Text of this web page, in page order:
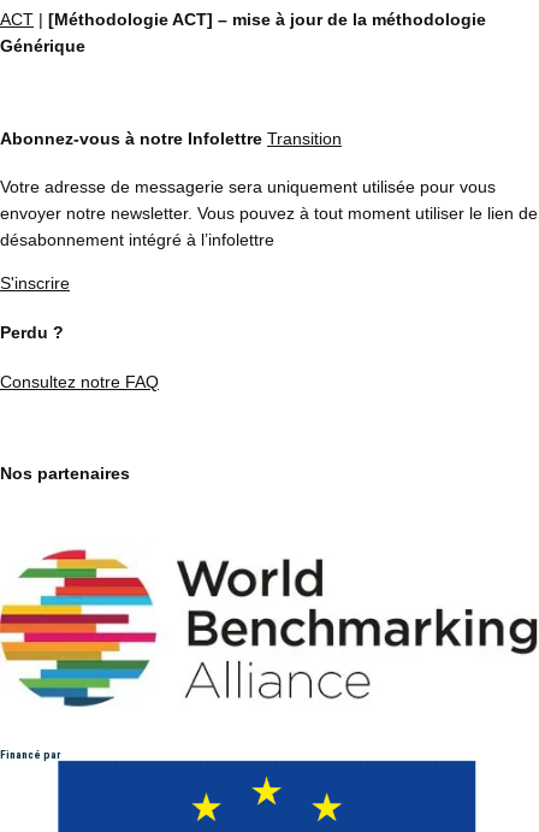
ACT | [Méthodologie ACT] – mise à jour de la méthodologie
Générique
Abonnez-vous à notre Infolettre Transition
Votre adresse de messagerie sera uniquement utilisée pour vous
envoyer notre newsletter. Vous pouvez à tout moment utiliser le lien de
désabonnement intégré à l’infolettre
S'inscrire
Perdu ?
Consultez notre FAQ
Nos partenaires
Financé par